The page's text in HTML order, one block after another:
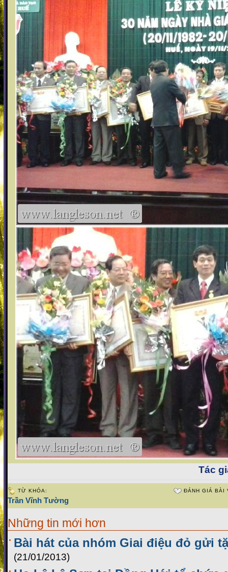
Tác
TỪ KHÓA:
Trần Vĩnh Tường
ĐÁNH GIÁ BÀI
Những tin mới hơn
Bài hát của nhóm Giai điệu đỏ gửi
(21/01/2013)